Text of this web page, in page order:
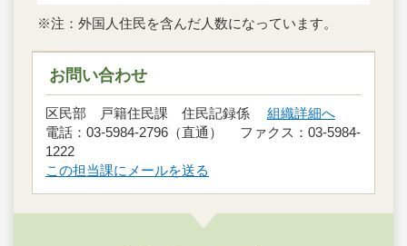
※注：外国人住民を含んだ人数になっています。
お問い合わせ
区民部 戸籍住民課 住民記録係 組織詳細へ
電話：03-5984-2796（直通） ファクス：03-5984-
1222
この担当課にメールを送る